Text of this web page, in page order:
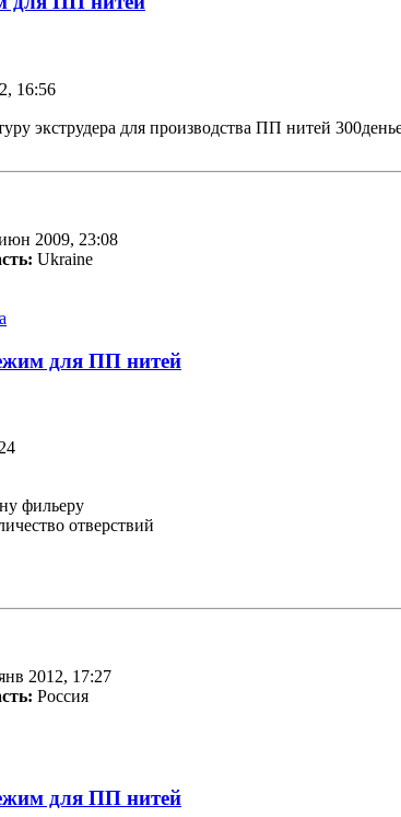
16:56
экструдера для производства ПП нитей
2009, 23:08
Ukraine
для ПП нитей
фильеру
отверствий
2012, 17:27
Россия
для ПП нитей